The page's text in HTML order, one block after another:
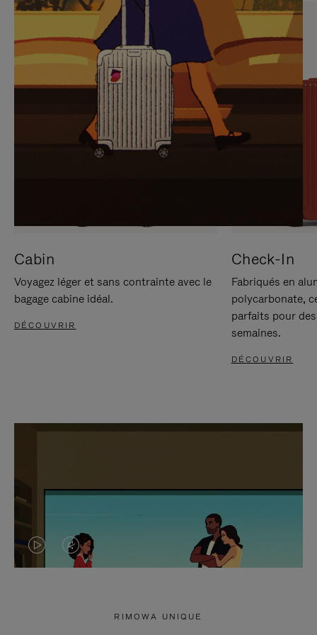
SUR
POUR
METTRE
PAUSE
VEUILLEZ
CLIQUER
POUR
RÉACTIVER
LE
SON
Cabin
Voyagez léger et sans contrainte avec le
bagage cabine idéal.
DÉCOUVRIR
Check-In
Fabriqués en
polycarbonate,
parfaits pour
semaines.
DÉCOUVRIR
LA LE
RIMOWA UNIQUE